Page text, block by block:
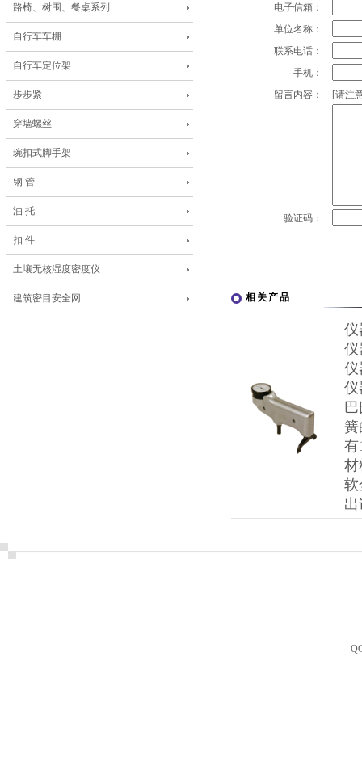
路椅、树围、餐桌系列
自行车车棚
自行车定位架
步步紧
穿墙螺丝
琬扣式脚手架
钢 管
油 托
扣 件
土壤无核湿度密度仪
建筑密目安全网
电子信箱：
单位名称：
联系电话：
手机：
留言内容：
[请注
验证码：
相关产品
仪
仪
仪
仪
簧
有
材
软